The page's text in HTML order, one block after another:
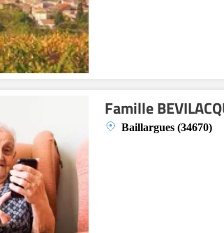
Famille
Baillargues (34670)